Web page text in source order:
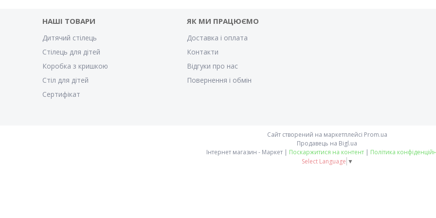
НАШІ ТОВАРИ
Дитячий стілець
Стілець для дітей
Коробка з кришкою
Стіл для дітей
Cертифікат
ЯК МИ ПРАЦЮЄМО
Доставка і оплата
Контакти
Відгуки про нас
Повернення і обмін
Сайт створений на маркетплейсі Prom.ua
Продавець на Bigl.ua
Інтернет магазин - Маркет | Поскаржитися на контент | Політика
Select Language ▼